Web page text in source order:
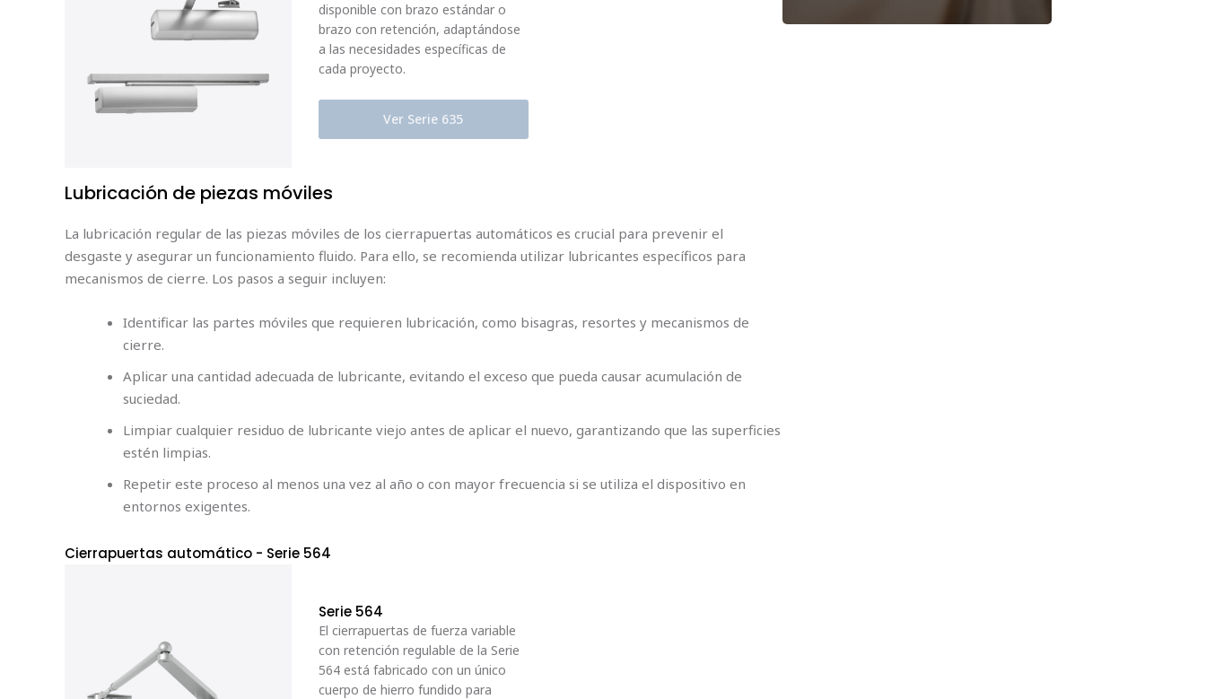
disponible con brazo estándar o
brazo con retención, adaptándose
a las necesidades específicas de
cada proyecto.
Ver Serie 635
Lubricación de piezas móviles
La lubricación regular de las piezas móviles de los cierrapuertas automáticos es crucial para prevenir el
desgaste y asegurar un funcionamiento fluido. Para ello, se recomienda utilizar lubricantes específicos para
mecanismos de cierre. Los pasos a seguir incluyen:
Identificar las partes móviles que requieren lubricación, como bisagras, resortes y mecanismos de
cierre.
Aplicar una cantidad adecuada de lubricante, evitando el exceso que pueda causar acumulación de
suciedad.
Limpiar cualquier residuo de lubricante viejo antes de aplicar el nuevo, garantizando que las superficies
estén limpias.
Repetir este proceso al menos una vez al año o con mayor frecuencia si se utiliza el dispositivo en
entornos exigentes.
Cierrapuertas automático - Serie 564
Serie 564
El cierrapuertas de fuerza variable
con retención regulable de la Serie
564 está fabricado con un único
cuerpo de hierro fundido para